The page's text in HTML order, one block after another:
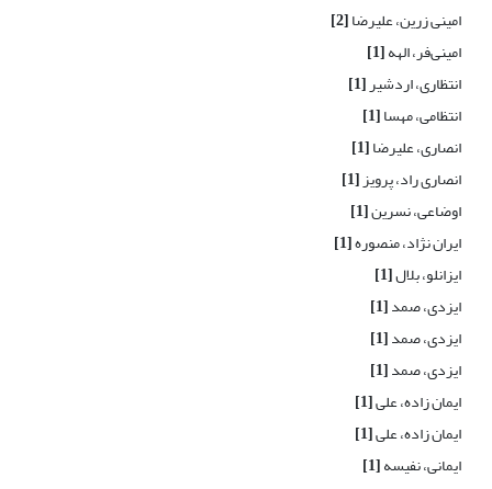
امینی زرین، علیرضا[2]
امینی‌فر، الهه[1]
انتظاری، اردشیر[1]
انتظامی، مهسا[1]
انصاری، علیرضا[1]
انصاری راد، پرویز[1]
اوضاعی، نسرین[1]
ایران نژاد، منصوره[1]
ایزانلو، بلال[1]
ایزدی، صمد[1]
ایزدی، صمد[1]
ایزدی، صمد[1]
ایمان زاده، علی[1]
ایمان زاده، علی[1]
ایمانی، نفیسه[1]